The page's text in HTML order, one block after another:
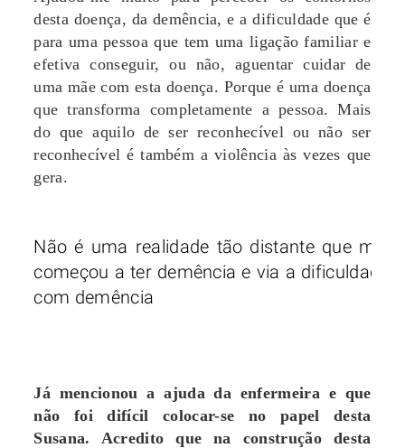
desta doença, da demência, e a dificuldade que é
para uma pessoa que tem uma ligação familiar e
efetiva conseguir, ou não, aguentar cuidar de
uma mãe com esta doença. Porque é uma doença
que transforma completamente a pessoa. Mais
do que aquilo de ser reconhecível ou não ser
reconhecível é também a violência às vezes que
gera.
Não é uma realidade tão distante que me
começou a ter demência e via a dificuldade
com demência
Já mencionou a ajuda da enfermeira e que
não foi difícil colocar-se no papel desta
Susana. Acredito que na construção desta